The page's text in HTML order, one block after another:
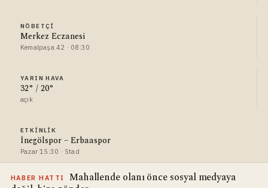
NÖBETÇI
Merkez Eczanesi
Kemalpaşa 42 · 08:30
YARIN HAVA
32° / 20°
açık
ETKINLIK
İnegölspor – Erbaaspor
Pazar 15:30 · Stad
HABER HATTI
Mahallende olanı önce sosyal medyaya